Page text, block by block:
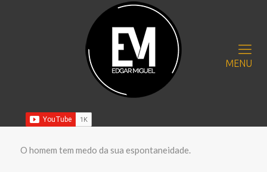
MENU
O homem tem medo da sua espontaneidade.